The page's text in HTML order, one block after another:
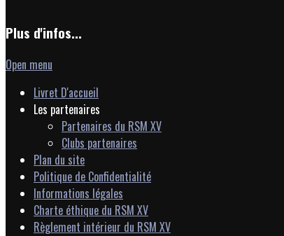
Plus d'infos...
Open menu
Livret D'accueil
Les partenaires
Partenaires du RSM XV
Clubs partenaires
Plan du site
Politique de Confidentialité
Informations légales
Charte éthique du RSM XV
Règlement intérieur du RSM XV